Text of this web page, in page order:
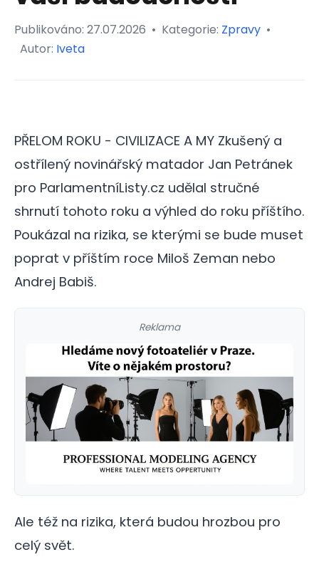
Publikováno: 27.07.2026 • Kategorie: Zpravy •
Autor: Iveta
PŘELOM ROKU - CIVILIZACE A MY Zkušený a
ostřílený novinářský matador Jan Petránek
pro ParlamentníListy.cz udělal stručné
shrnutí tohoto roku a výhled do roku příštího.
Poukázal na rizika, se kterými se bude muset
poprat v příštím roce Miloš Zeman nebo
Andrej Babiš.
Reklama
Ale též na rizika, která budou hrozbou pro
celý svět.